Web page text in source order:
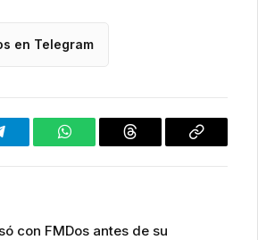
en Telegram
WhatsAppThreads
Copiar
con FMDos antes de su